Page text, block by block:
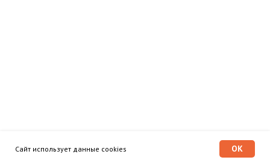
Сайт использует данные cookies OK